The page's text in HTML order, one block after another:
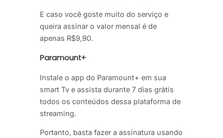
E caso você goste muito do serviço e
queira assinar o valor mensal é de
apenas R$9,90.
Paramount+
Instale o app do Paramount+ em sua
smart Tv e assista durante 7 dias grátis
todos os conteúdos dessa plataforma de
streaming.
Portanto, basta fazer a assinatura usando